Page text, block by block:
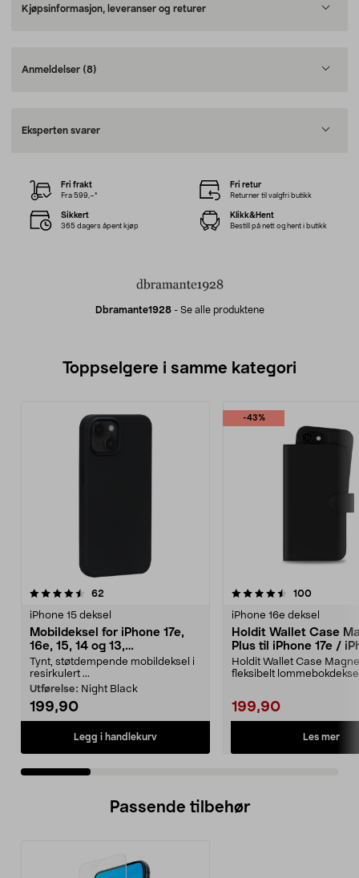
Kjøpsinformasjon, leveranser og returer
Anmeldelser (8)
Eksperten svarer
Dbramante1928- Se alle produktene
Fri frakt
Fra 599,–*
Fri retur
Returner til valgfri butikk
Sikkert
365 dagers åpent kjøp
Klikk&Hent
Bestill på nett og hent i butikk
Toppselgere i samme kategori
62
iPhone 15 deksel
Mobildeksel for iPhone 17e,
16e, 15, 14 og 13,
dbramante1928 Greenland
Tynt, støtdempende mobildeksel i
resirkulert ...
Utførelse: Night Black
199,90
Legg i handlekurv
-43%
4.5 av 5 stjerner 100
iPhone 16e deksel
Holdit Wallet Case
Plus til iPhone 17e /
16e
Holdit Wallet Case
fleksibelt
199,90
Les mer
4.5 av 5 stjerner
Passende tilbehør